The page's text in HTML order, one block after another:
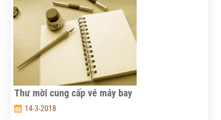
Thư mời cung cấp vé máy bay
14-3-2018